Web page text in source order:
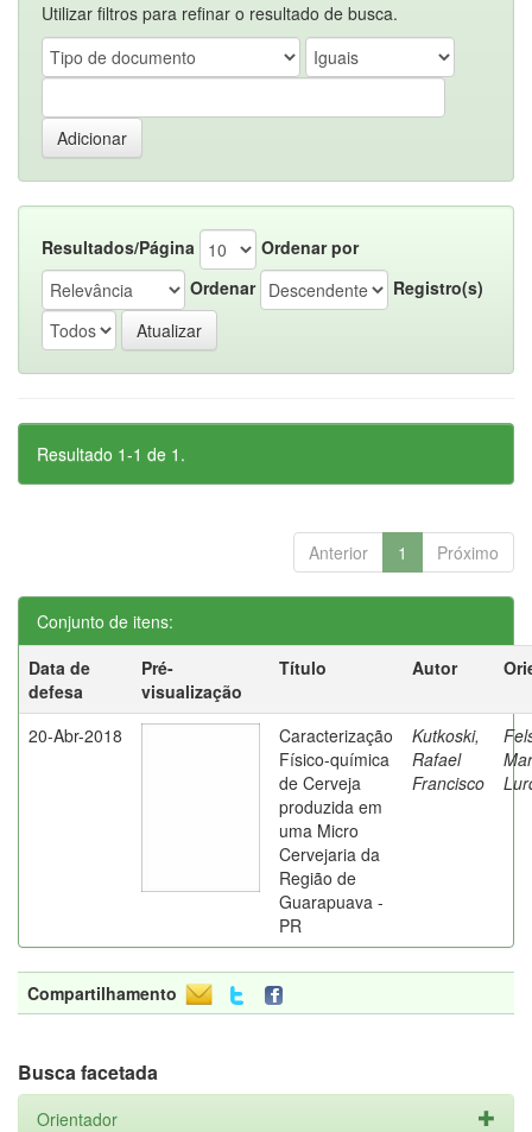
Utilizar filtros para refinar o resultado de busca.
Resultados/Página
Ordenar por
Ordenar
Registro(s)
Resultado 1-1 de 1.
Anterior 1 Próximo
Conjunto de itens:
Data de
defesa
Pré-
visualização
Título Autor
20-Abr-2018
Caracterização
Físico-química
de Cerveja
produzida em
uma Micro
Cervejaria da
Região de
Guarapuava -
PR
Kutkoski,
Rafael
Francisco
Compartilhamento
Busca facetada
Orientador